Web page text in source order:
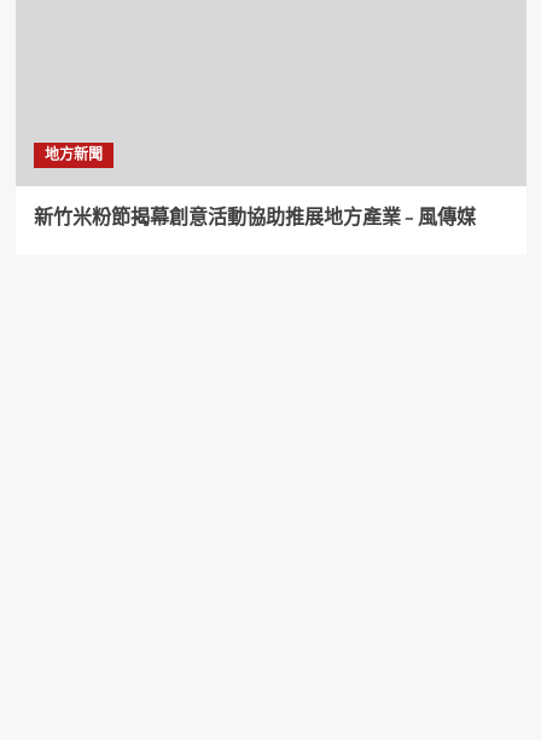
地方新聞
新竹米粉節揭幕創意活動協助推展地方產業 – 風傳媒